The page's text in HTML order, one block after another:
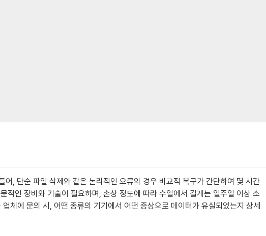
, 단순 파일 삭제와 같은 논리적인 오류의 경우 비교적 복구가 간단하여 몇 시간
인 장비와 기술이 필요하며, 손상 정도에 따라 수일에서 길게는 일주일 이상 소
체에 문의 시, 어떤 종류의 기기에서 어떤 증상으로 데이터가 유실되었는지 상세